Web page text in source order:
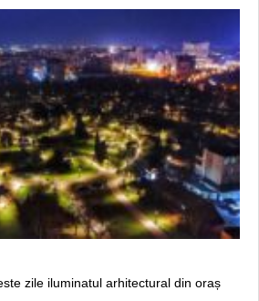
zile iluminatul arhitectural din oraș